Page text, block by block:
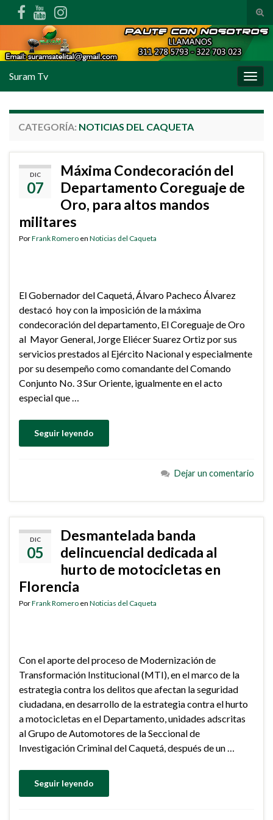
Suram Tv
CATEGORÍA: NOTICIAS DEL CAQUETA
DIC
07
Máxima Condecoración del
Departamento Coreguaje de
Oro, para altos mandos
militares
PorFrank Romero en Noticias del Caqueta
El Gobernador del Caquetá, Álvaro Pacheco Álvarez
destacó hoy con la imposición de la máxima
condecoración del departamento, El Coreguaje de Oro
al Mayor General, Jorge Eliécer Suarez Ortiz por sus
servicios prestados al Ejército Nacional y especialmente
por su desempeño como comandante del Comando
Conjunto No. 3 Sur Oriente, igualmente en el acto
especial que …
Seguir leyendo
Dejar un comentario
DIC
05
Desmantelada banda
delincuencial dedicada al
hurto de motocicletas en
Florencia
PorFrank Romero en Noticias del Caqueta
Con el aporte del proceso de Modernización de
Transformación Institucional (MTI), en el marco de la
estrategia contra los delitos que afectan la seguridad
ciudadana, en desarrollo de la estrategia contra el hurto
a motocicletas en el Departamento, unidades adscritas
al Grupo de Automotores de la Seccional de
Investigación Criminal del Caquetá, después de un …
Seguir leyendo